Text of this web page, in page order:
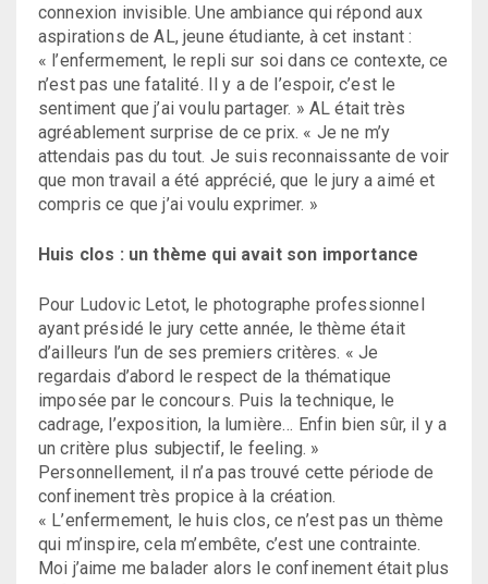
connexion invisible. Une ambiance qui répond aux
aspirations de AL, jeune étudiante, à cet instant :
« l’enfermement, le repli sur soi dans ce contexte, ce
n’est pas une fatalité. Il y a de l’espoir, c’est le
sentiment que j’ai voulu partager. » AL était très
agréablement surprise de ce prix. « Je ne m’y
attendais pas du tout. Je suis reconnaissante de voir
que mon travail a été apprécié, que le jury a aimé et
compris ce que j’ai voulu exprimer. »
Huis clos : un thème qui avait son importance
Pour Ludovic Letot, le photographe professionnel
ayant présidé le jury cette année, le thème était
d’ailleurs l’un de ses premiers critères. « Je
regardais d’abord le respect de la thématique
imposée par le concours. Puis la technique, le
cadrage, l’exposition, la lumière… Enfin bien sûr, il y a
un critère plus subjectif, le feeling. »
Personnellement, il n’a pas trouvé cette période de
confinement très propice à la création.
« L’enfermement, le huis clos, ce n’est pas un thème
qui m’inspire, cela m’embête, c’est une contrainte.
Moi j’aime me balader alors le confinement était plus